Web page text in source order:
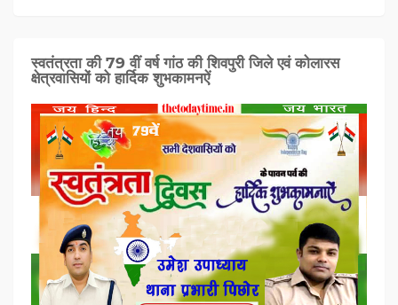
स्वतंत्रता की 79 वीं वर्ष गांठ की शिवपुरी जिले एवं कोलारस
क्षेत्रवासियों को हार्दिक शुभकामनऐं